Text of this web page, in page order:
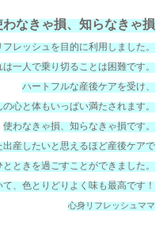
わなきゃ損、知らなきゃ損
レッシュを目的に利用しました。
一人で乗り切ることは困難です。
ハートフルな産後ケアを受け、
心と体もいっぱい満たされます。
使わなきゃ損、知らなきゃ損です。
産したいと思えるほど産後ケアで
ときを過ごすことができました。
、色とりどりよく味も最高です！
心身リフレッシュママ